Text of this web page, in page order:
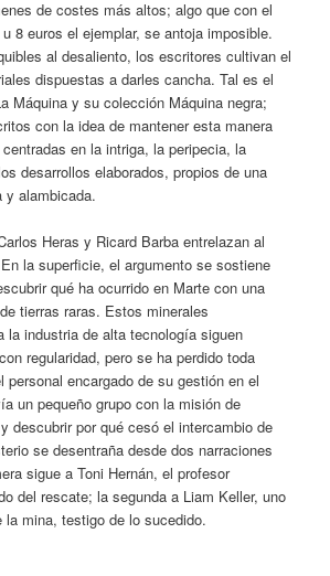
de costes más altos; algo que con el
8 euros el ejemplar, se antoja imposible.
al desaliento, los escritores cultivan el
dispuestas a darles cancha. Tal es el
Máquina y su colección Máquina negra;
con la idea de mantener esta manera
en la intriga, la peripecia, la
desarrollos elaborados, propios de una
alambicada.
Heras y Ricard Barba entrelazan al
la superficie, el argumento se sostiene
qué ha ocurrido en Marte con una
tierras raras. Estos minerales
la industria de alta tecnología siguen
regularidad, pero se ha perdido toda
personal encargado de su gestión en el
un pequeño grupo con la misión de
descubrir por qué cesó el intercambio de
se desentraña desde dos narraciones
sigue a Toni Hernán, el profesor
del rescate; la segunda a Liam Keller, uno
mina, testigo de lo sucedido.